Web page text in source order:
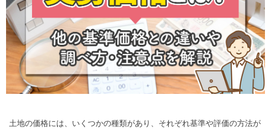
土地の価格には、いくつかの種類があり、それぞれ基準や評価の方法が